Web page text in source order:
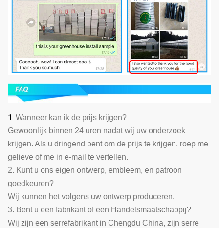
1. Wanneer kan ik de prijs krijgen?
Gewoonlijk binnen 24 uren nadat wij uw onderzoek
krijgen. Als u dringend bent om de prijs te krijgen, roep me
gelieve of me in e-mail te vertellen.
2. Kunt u ons eigen ontwerp, embleem, en patroon
goedkeuren?
Wij kunnen het volgens uw ontwerp produceren.
3. Bent u een fabrikant of een Handelsmaatschappij?
Wij zijn een serrefabrikant in Chengdu China, zijn serre